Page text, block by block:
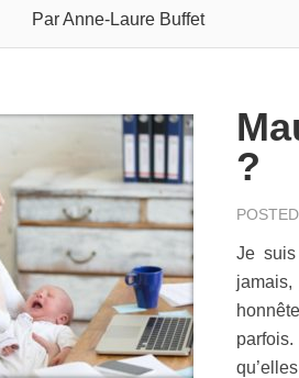
Par Anne-Laure Buffet
?
Je